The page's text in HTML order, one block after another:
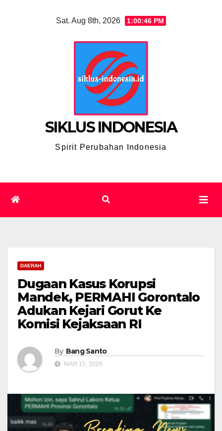
Sat. Aug 8th, 2026 1:00:47 PM
SIKLUS INDONESIA
Spirit Perubahan Indonesia
DAERAH
Dugaan Kasus Korupsi
Mandek, PERMAHI Gorontalo
Adukan Kejari Gorut Ke
Komisi Kejaksaan RI
By Bang Santo
MAR 15, 2026